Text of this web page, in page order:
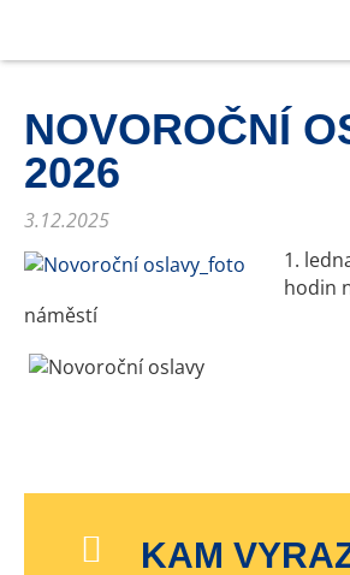
NOVOROČNÍ
2026
3.12.2025
1.
hodin
náměstí
KAM